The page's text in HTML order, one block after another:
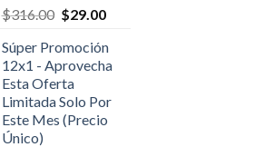
$316.00 $29.00
Súper Promoción
12x1 - Aprovecha
Esta Oferta
Limitada Solo Por
Este Mes (Precio
Único)